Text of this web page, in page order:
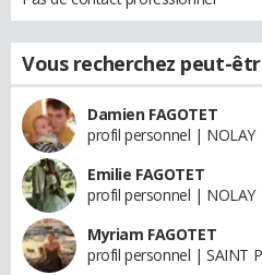
Vous recherchez peut-
Damien FAGOTET
profil personnel | NOLAY
Emilie FAGOTET
profil personnel | NOLAY
Myriam FAGOTET
profil personnel | SAINT